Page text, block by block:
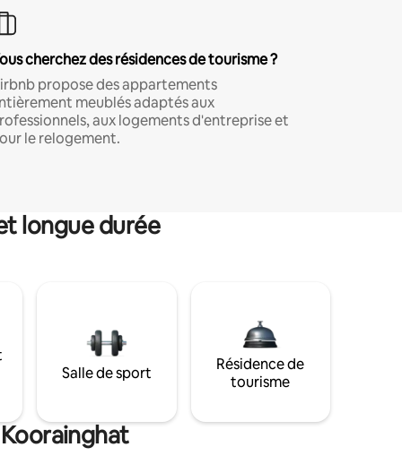
cherchez des résidences de tourisme ?
propose des appartements
meublés adaptés aux
aux logements d'entreprise et
le relogement.
longue durée
Salle de sport
Résidence de
tourisme